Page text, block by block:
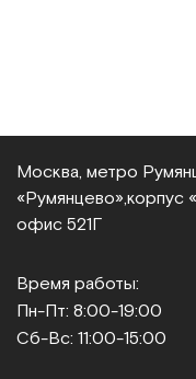
Москва, метро
«Румянцево», корпус
офис 521Г
Время работы:
Пн-Пт: 8:00-19:00
Сб-Вс: 11:00-15:00